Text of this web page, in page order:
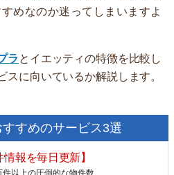
めなのか迷ってしまいますよ
ラ とイエッティの特徴を比較し
スに向いているか解説します。
すめのサービス3選
情報を毎日更新】
件以上の圧倒的な物件数